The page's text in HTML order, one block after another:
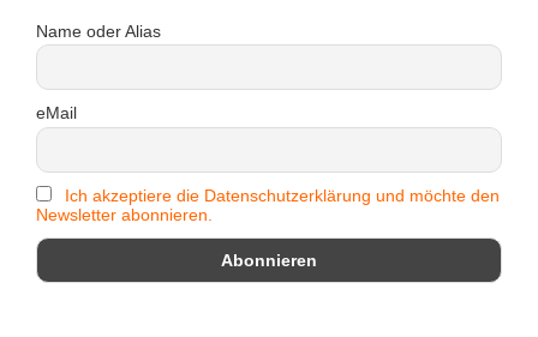
Name oder Alias
eMail
Ich akzeptiere die Datenschutzerklärung und möchte den
Newsletter abonnieren.